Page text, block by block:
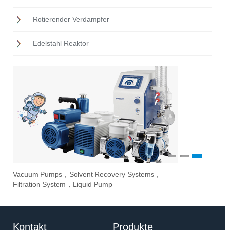
Rotierender Verdampfer
Edelstahl Reaktor
Vacuum Pumps，Solvent Recovery Systems，
Filtration System，Liquid Pump
1 2
Kontakt Produkte